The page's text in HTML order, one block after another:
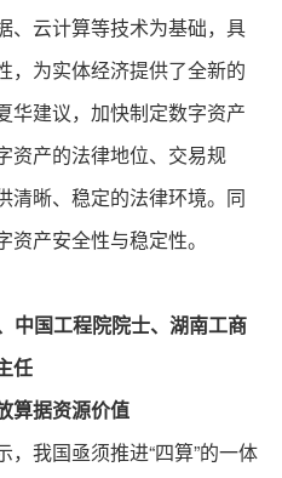
、云计算等技术为基础，具
，为实体经济提供了全新的
华建议，加快制定数字资产
资产的法律地位、交易规
清晰、稳定的法律环境。同
产安全性与稳定性。
中国工程院院士、湖南工商
任
据资源价值
我国亟须推进“四算”的一体